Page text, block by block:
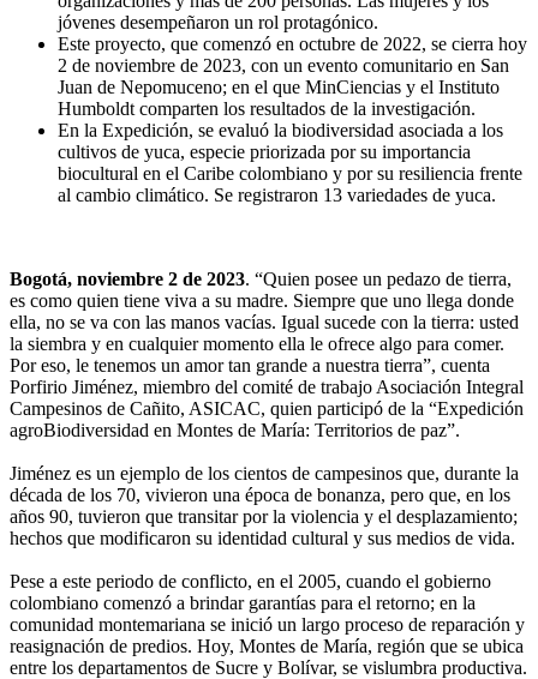
jóvenes desempeñaron un rol protagónico.
Este proyecto, que comenzó en octubre de 2022, se cierra hoy
2 de noviembre de 2023, con un evento comunitario en San
Juan de Nepomuceno; en el que MinCiencias y el Instituto
Humboldt comparten los resultados de la investigación.
En la Expedición, se evaluó la biodiversidad asociada a los
cultivos de yuca, especie priorizada por su importancia
biocultural en el Caribe colombiano y por su resiliencia frente
al cambio climático. Se registraron 13 variedades de yuca.
Bogotá, noviembre 2 de 2023. “Quien posee un pedazo de tierra,
es como quien tiene viva a su madre. Siempre que uno llega donde
ella, no se va con las manos vacías. Igual sucede con la tierra: usted
la siembra y en cualquier momento ella le ofrece algo para comer.
Por eso, le tenemos un amor tan grande a nuestra tierra”, cuenta
Porfirio Jiménez, miembro del comité de trabajo Asociación Integral
Campesinos de Cañito, ASICAC, quien participó de la “Expedición
agroBiodiversidad en Montes de María: Territorios de paz”.
Jiménez es un ejemplo de los cientos de campesinos que, durante la
década de los 70, vivieron una época de bonanza, pero que, en los
años 90, tuvieron que transitar por la violencia y el desplazamiento;
hechos que modificaron su identidad cultural y sus medios de vida.
Pese a este periodo de conflicto, en el 2005, cuando el gobierno
colombiano comenzó a brindar garantías para el retorno; en la
comunidad montemariana se inició un largo proceso de reparación y
reasignación de predios. Hoy, Montes de María, región que se ubica
entre los departamentos de Sucre y Bolívar, se vislumbra productiva.